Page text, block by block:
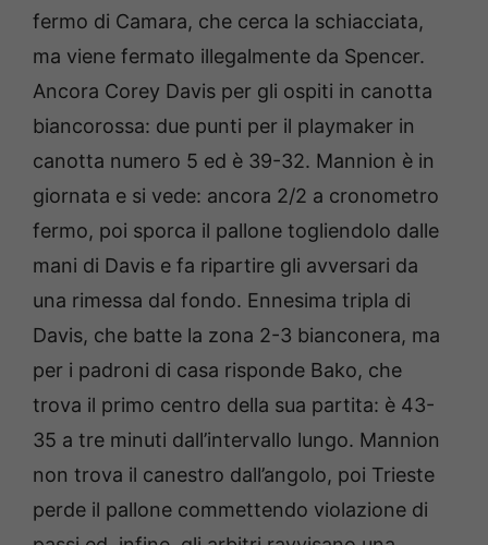
fermo di Camara, che cerca la schiacciata,
ma viene fermato illegalmente da Spencer.
Ancora Corey Davis per gli ospiti in canotta
biancorossa: due punti per il playmaker in
canotta numero 5 ed è 39-32. Mannion è in
giornata e si vede: ancora 2/2 a cronometro
fermo, poi sporca il pallone togliendolo dalle
mani di Davis e fa ripartire gli avversari da
una rimessa dal fondo. Ennesima tripla di
Davis, che batte la zona 2-3 bianconera, ma
per i padroni di casa risponde Bako, che
trova il primo centro della sua partita: è 43-
35 a tre minuti dall’intervallo lungo. Mannion
non trova il canestro dall’angolo, poi Trieste
perde il pallone commettendo violazione di